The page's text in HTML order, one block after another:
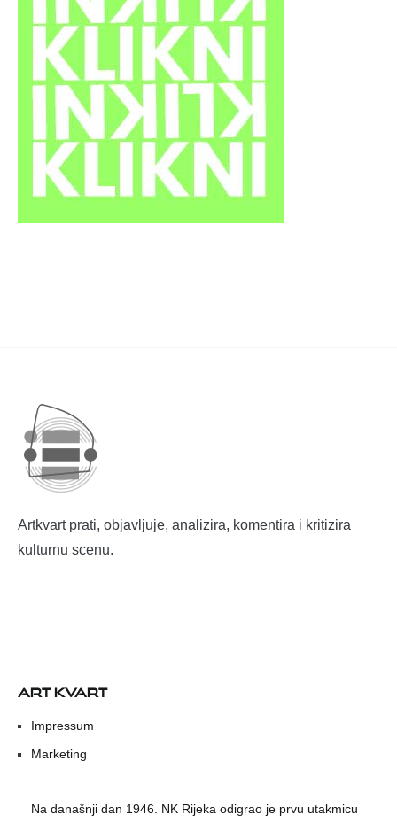
Artkvart prati, objavljuje, analizira, komentira i kritizira
kulturnu scenu.
ART KVART
Impressum
Marketing
Na današnji dan 1946. NK Rijeka odigrao je prvu utakmicu